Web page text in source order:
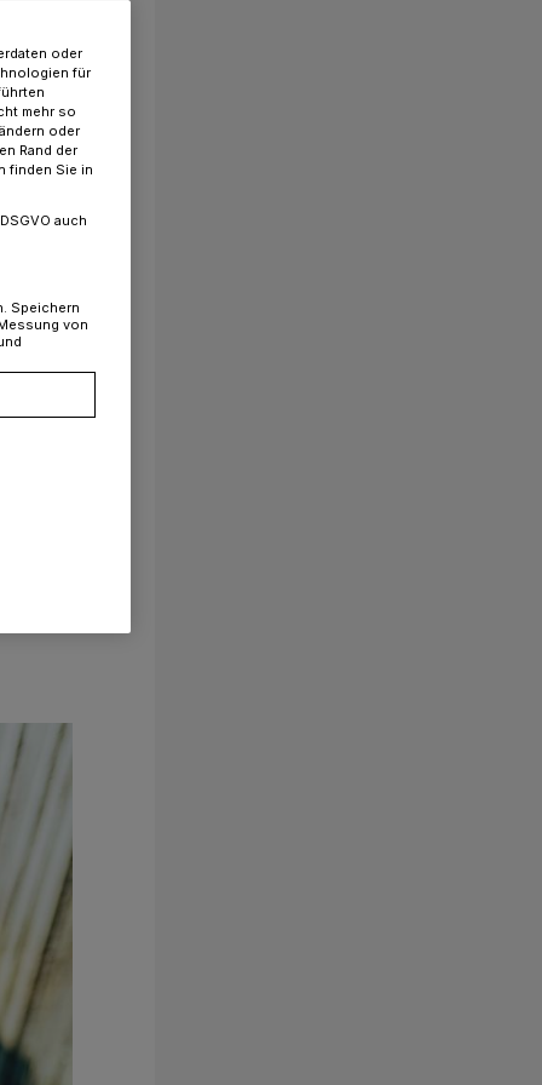
oder
für
mehr so
oder
Rand der
finden Sie in
auch
Speichern
von